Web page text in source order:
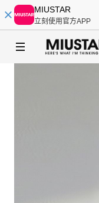
MIUSTAR
立刻使用官方APP